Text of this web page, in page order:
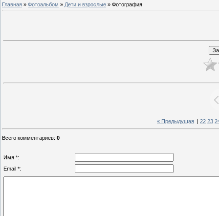
Главная » Фотоальбом » Дети и взрослые » Фотография
« Предыдущая 22 23
Всего комментариев: 0
Имя *:
Email *: